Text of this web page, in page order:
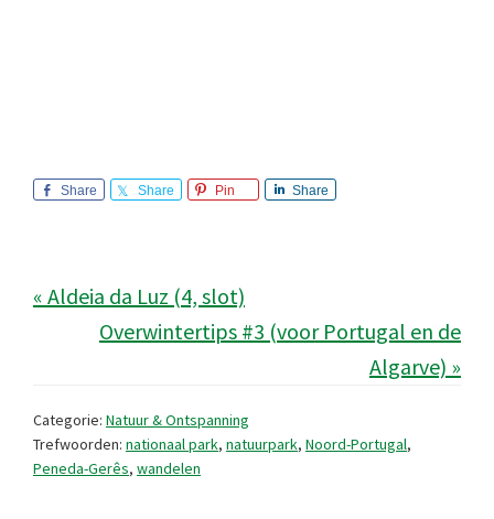
Share Share Pin Share
« Aldeia da Luz (4, slot)
Overwintertips #3 (voor Portugal en de
Algarve) »
Categorie: Natuur & Ontspanning
Trefwoorden: nationaal park, natuurpark, Noord-Portugal,
Peneda-Gerês, wandelen